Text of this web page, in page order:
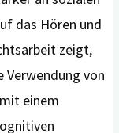
das Hören und
zeigt,
Verwendung von
einem